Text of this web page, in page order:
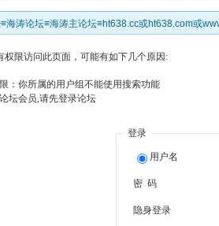
海涛论坛≡海涛主论坛≡ht638.cc或ht638.com或
权限访问此页面，可能有如下几个原因:
：你所属的用户组不能使用搜索功能
坛会员,请先登录论坛
登录
用户名
密 码
隐身登录